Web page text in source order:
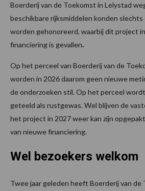
Boerderij van de Toekomst in Lelystad
beschikbare rijksmiddelen konden
worden gehonoreerd, waarbij dit project
financiering is gevallen.
Op het perceel van Boerderij van de
worden in 2026 daarom geen nieuwe
de onderzoeken stil. Op het perceel
geteeld als rustgewas. Wel blijven de
het project in 2027 weer kan zijn
van nieuwe financiering.
Wel bezoekers welkom
Twee jaar geleden heeft Boerderij van de